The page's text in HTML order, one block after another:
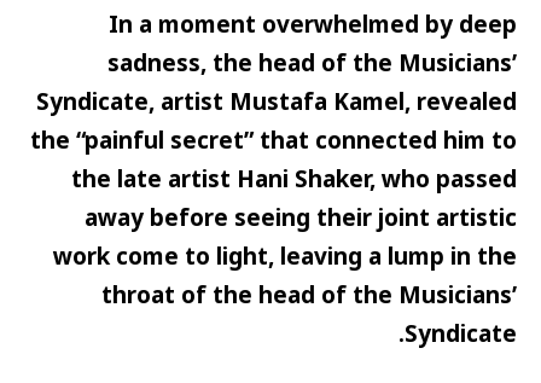
In a moment overwhelmed by deep
sadness, the head of the Musicians’
Syndicate, artist Mustafa Kamel, revealed
the “painful secret” that connected him to
the late artist Hani Shaker, who passed
away before seeing their joint artistic
work come to light, leaving a lump in the
throat of the head of the Musicians’
Syndicate.